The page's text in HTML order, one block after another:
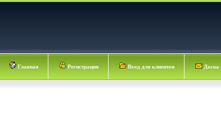
Главная Регистрация Вход для клиентов Доска